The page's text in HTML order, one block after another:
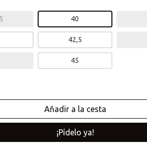
40
42,5
45
¡Pídelo ya!